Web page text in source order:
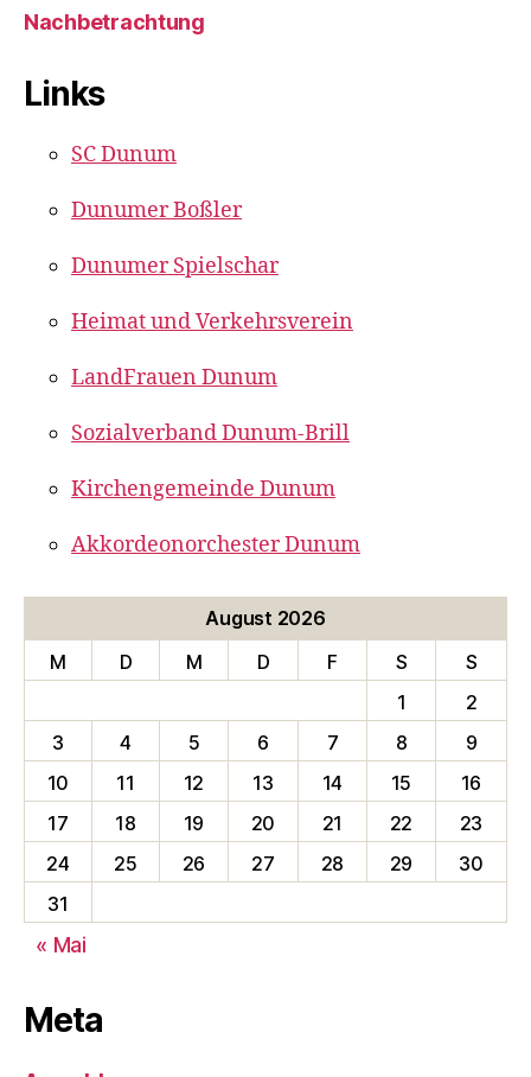
Nachbetrachtung
Links
SC Dunum
Dunumer Boßler
Dunumer Spielschar
Heimat und Verkehrsverein
LandFrauen Dunum
Sozialverband Dunum-Brill
Kirchengemeinde Dunum
Akkordeonorchester Dunum
August 2026
M
D M D F S
S
1
2
3
4 5 6 7 8
9
10
11 12 13 14 15
16
17
18 19 20 21 22
23
24
25 26 27 28 29
30
31
« Mai
Meta